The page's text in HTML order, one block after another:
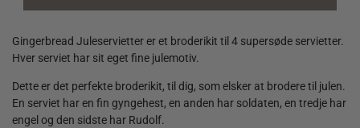
Gingerbread Juleservietter er et broderikit til 4 supersøde servietter.
Hver serviet har sit eget fine julemotiv.
Dette er det perfekte broderikit, til dig, som elsker at brodere til julen.
En serviet har en fin gyngehest, en anden har soldaten, en tredje har
engel og den sidste har Rudolf.